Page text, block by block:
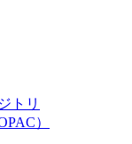
トリ
）